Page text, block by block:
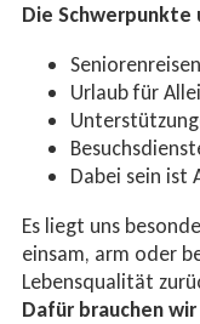
Die
Urlaub für
Dabei sein ist
Es liegt uns
einsam, arm oder
Lebensqualität
Dafür brauchen